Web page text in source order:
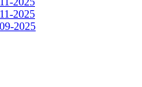
2025
2025